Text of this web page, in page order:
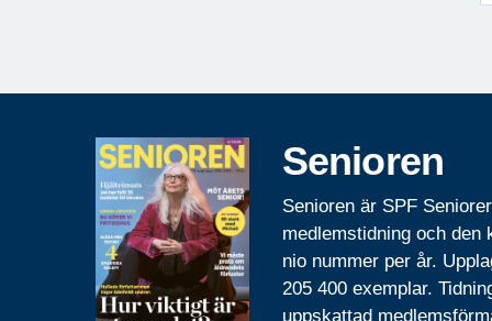
Senioren
Senioren är SPF
medlemstidning och den
nio nummer per år.
205 400 exemplar.
uppskattad